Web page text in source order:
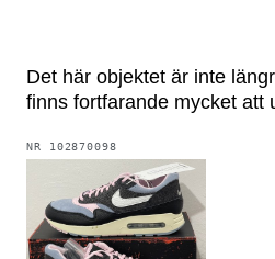
Det här objektet är inte
finns fortfarande mycket att
NR 102870098